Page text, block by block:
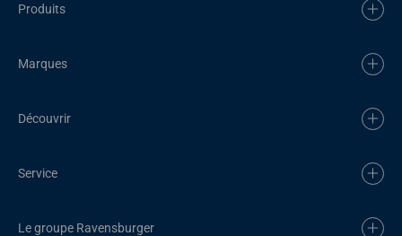
Produits
Marques
Découvrir
Service
Le groupe Ravensburger